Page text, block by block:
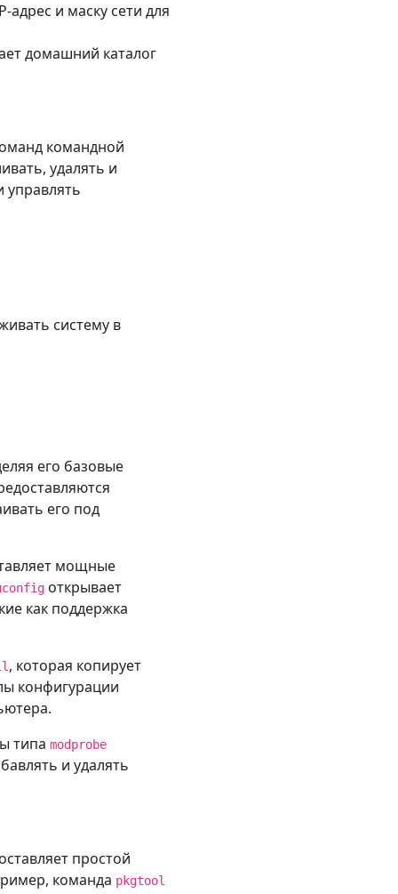
адрес и маску сети для
домашний каталог
командной
удалять и
управлять
систему в
его базовые
его под
мощные
открывает
как поддержка
, которая копирует
конфигурации
типа modprobe
и удалять
простой
команда pkgtool